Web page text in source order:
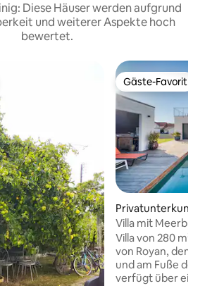
Diese Häuser werden aufgrund
und weiterer Aspekte hoch
bewertet.
Gäste-Favorit
Gäste-Favorit
Privatunterkunft
is-sur-Mer
Villa mit
Golfplatzes
Villa von 280 m²
von Royan, dem
und am Fuße des
verfügt über